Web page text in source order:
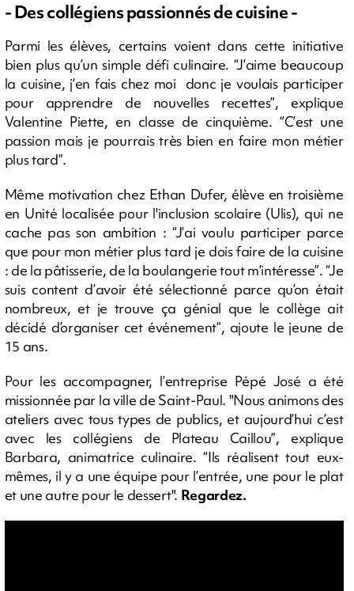
- Des collégiens passionnés de cuisine -
Parmi les élèves, certains voient dans cette initiative
bien plus qu’un simple défi culinaire. “J’aime beaucoup
la cuisine, j’en fais chez moi donc je voulais participer
pour apprendre de nouvelles recettes”, explique
Valentine Piette, en classe de cinquième. “C’est une
passion mais je pourrais très bien en faire mon métier
plus tard”.
Même motivation chez Ethan Dufer, élève en troisième
en Unité localisée pour l'inclusion scolaire (Ulis), qui ne
cache pas son ambition : “J’ai voulu participer parce
que pour mon métier plus tard je dois faire de la cuisine
: de la pâtisserie, de la boulangerie tout m’intéresse”. “Je
suis content d’avoir été sélectionné parce qu’on était
nombreux, et je trouve ça génial que le collège ait
décidé d’organiser cet événement”, ajoute le jeune de
15 ans.
Pour les accompagner, l’entreprise Pépé José a été
missionnée par la ville de Saint-Paul. "Nous animons des
ateliers avec tous types de publics, et aujourd’hui c’est
avec les collégiens de Plateau Caillou”, explique
Barbara, animatrice culinaire. “Ils réalisent tout eux-
mêmes, il y a une équipe pour l’entrée, une pour le plat
et une autre pour le dessert". Regardez.